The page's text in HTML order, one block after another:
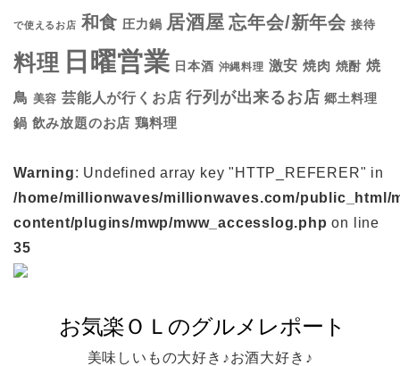
で使えるお店 和食 圧力鍋 居酒屋 忘年会/新年会 接待
料理 日曜営業 日本酒 沖縄料理 激安 焼肉 焼酎 焼
鳥 美容 芸能人が行くお店 行列が出来るお店 郷土料理
鍋 飲み放題のお店 鶏料理
Warning: Undefined array key "HTTP_REFERER" in
/home/millionwaves/millionwaves.com/public_html/
content/plugins/mwp/mww_accesslog.php on line
35
美味しいもの大好き♪お酒大好き♪